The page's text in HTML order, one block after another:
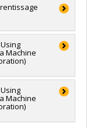
programmes
programmes
d'excellence
Machine
Perreault-
en
Machine